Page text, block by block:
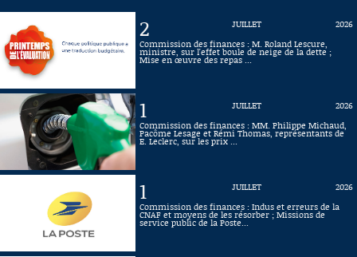
À LA DEMANDE
RECHERCHE
AIDE À LA DÉCOUPE
DE VIDÉOS
Questions au Gouvernement
Commissions
Évènements
Connaissance, Histoire
2 JUILLET
2026
Commission des finances : M. Roland Lescure,
ministre, sur l'effet boule de neige de la dette ;
Mise en œuvre des repas ...
1 JUILLET
2026
Commission des finances : MM. Philippe Michaud,
Pacôme Lesage et Rémi Thomas, représentants de
E. Leclerc, sur les prix ...
1 JUILLET
2026
Commission des finances : Indus et erreurs de la
CNAF et moyens de les résorber ; Missions de
service public de la Poste...